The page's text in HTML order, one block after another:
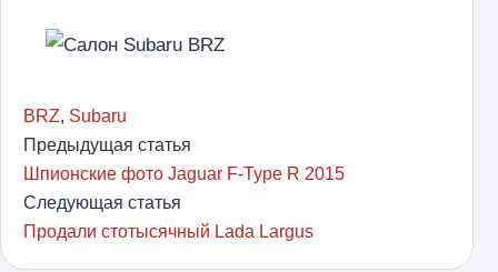
BRZ, Subaru
Предыдущая статья
Шпионские фото Jaguar F-Type R 2015
Следующая статья
Продали стотысячный Lada Largus